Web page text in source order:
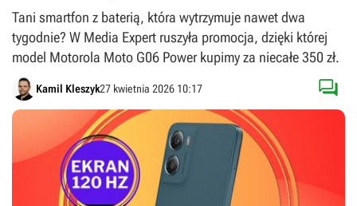
Tani smartfon z baterią, która wytrzymuje nawet dwa
tygodnie? W Media Expert ruszyła promocja, dzięki której
model Motorola Moto G06 Power kupimy za niecałe 350 zł.
Kamil Kleszyk27 kwietnia 2026 10:17 